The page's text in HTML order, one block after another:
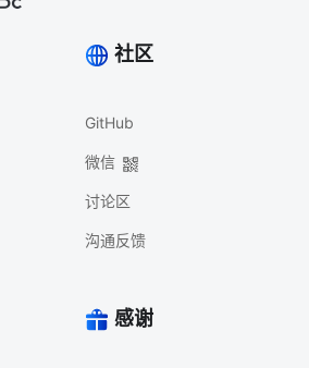
社区
GitHub
微信
讨论区
沟通反馈
感谢